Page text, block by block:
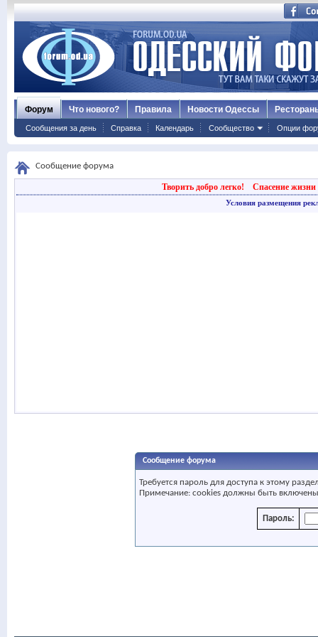
Форум
Сообщения за день Справка Календарь Сообщество Опции
Что нового? Правила Новости Одессы
Сообщение форума
Творить добро легко! Спасение жизни
Условия размещения
Сообщение форума
Требуется пароль для доступа к этому
Примечание: cookies должны быть
Пароль: